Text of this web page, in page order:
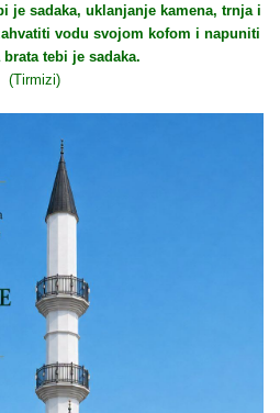
je sadaka, uklanjanje kamena, trnja i
vodu svojom kofom i napuniti
brata tebi je sadaka.
(Tirmizi)